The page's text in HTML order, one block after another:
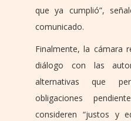
que ya cumplió”,
comunicado.
Finalmente, la cámara
diálogo con las
alternativas que
obligaciones
consideren “justos y